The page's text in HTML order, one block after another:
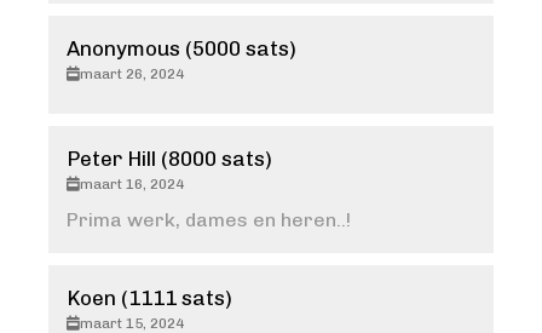
Anonymous (5000 sats)
maart 26, 2024
Peter Hill (8000 sats)
maart 16, 2024
Prima werk, dames en heren..!
Koen (1111 sats)
maart 15, 2024